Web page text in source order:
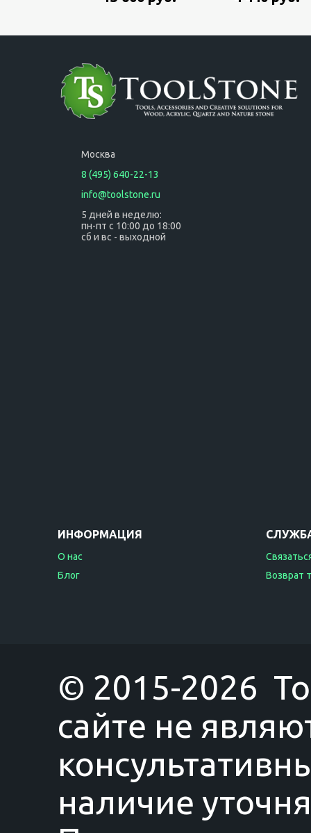
по дереву и
пропил
по дереву и
Москва
8 (495) 640-22-13
info@toolstone.ru
5 дней в неделю:
пн-пт с 10:00 до 18:00
сб и вс - выходной
ИНФОРМАЦИЯ
О нас
Блог
Возврат
© 2015-2026
сайте не
наличие